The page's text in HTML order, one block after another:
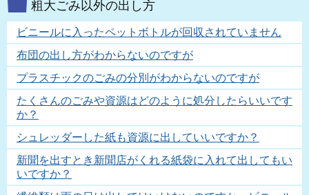
粗大ごみ以外の出し方
ビニールに入ったペットボトルが回収されていません
布団の出し方がわからないのですが
プラスチックのごみの分別がわからないのですが
たくさんのごみや資源はどのように処分したらいいです
か？
シュレッダーした紙も資源に出していいですか？
新聞を出すとき新聞店がくれる紙袋に入れて出してもい
いですか？